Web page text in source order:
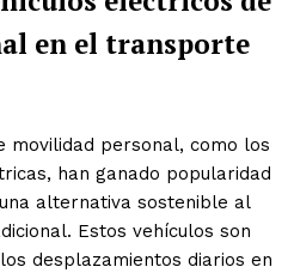
en el transporte
movilidad personal, como los
han ganado popularidad
alternativa sostenible al
Estos vehículos son
desplazamientos diarios en